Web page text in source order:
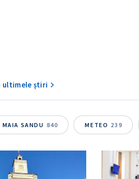
ultimele știri
MAIA SANDU 840 METEO 239